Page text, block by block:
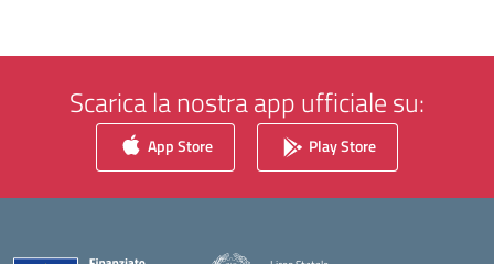
Scarica la nostra app ufficiale su:
App Store Play Store